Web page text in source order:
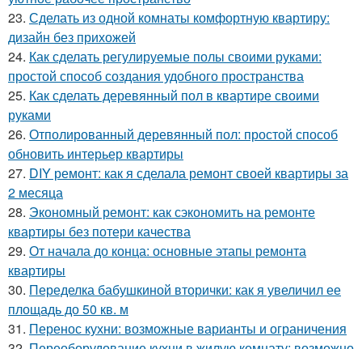
23. Сделать из одной комнаты комфортную квартиру:
дизайн без прихожей
24. Как сделать регулируемые полы своими руками:
простой способ создания удобного пространства
25. Как сделать деревянный пол в квартире своими
руками
26. Отполированный деревянный пол: простой способ
обновить интерьер квартиры
27. DIY ремонт: как я сделала ремонт своей квартиры за
2 месяца
28. Экономный ремонт: как сэкономить на ремонте
квартиры без потери качества
29. От начала до конца: основные этапы ремонта
квартиры
30. Переделка бабушкиной вторички: как я увеличил ее
площадь до 50 кв. м
31. Перенос кухни: возможные варианты и ограничения